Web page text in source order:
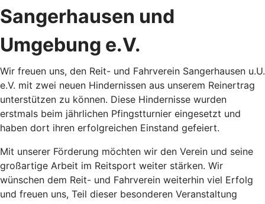
Sangerhausen und
Umgebung e.V.
Wir freuen uns, den Reit- und Fahrverein Sangerhausen u.U.
e.V. mit zwei neuen Hindernissen aus unserem Reinertrag
unterstützen zu können. Diese Hindernisse wurden
erstmals beim jährlichen Pfingstturnier eingesetzt und
haben dort ihren erfolgreichen Einstand gefeiert.
Mit unserer Förderung möchten wir den Verein und seine
großartige Arbeit im Reitsport weiter stärken. Wir
wünschen dem Reit- und Fahrverein weiterhin viel Erfolg
und freuen uns, Teil dieser besonderen Veranstaltung